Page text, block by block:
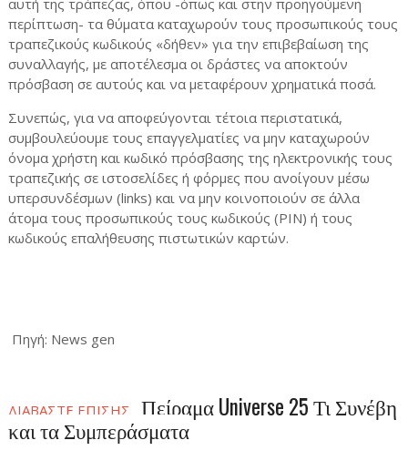
αυτή της τράπεζας, όπου -όπως και στην προηγούμενη
περίπτωση- τα θύματα καταχωρούν τους προσωπικούς τους
τραπεζικούς κωδικούς «δήθεν» για την επιβεβαίωση της
συναλλαγής, με αποτέλεσμα οι δράστες να αποκτούν
πρόσβαση σε αυτούς και να μεταφέρουν χρηματικά ποσά.
Συνεπώς, για να αποφεύγονται τέτοια περιστατικά,
συμβουλεύουμε τους επαγγελματίες να μην καταχωρούν
όνομα χρήστη και κωδικό πρόσβασης της ηλεκτρονικής τους
τραπεζικής σε ιστοσελίδες ή φόρμες που ανοίγουν μέσω
υπερσυνδέσμων (links) και να μην κοινοποιούν σε άλλα
άτομα τους προσωπικούς τους κωδικούς (ΡΙΝ) ή τους
κωδικούς επαλήθευσης πιστωτικών καρτών.
Πηγή: News gen
ΔΙΑΒΑΣΤΕ ΕΠΙΣΗΣ Πείραμα Universe 25 Τι Συνέβη
και τα Συμπεράσματα